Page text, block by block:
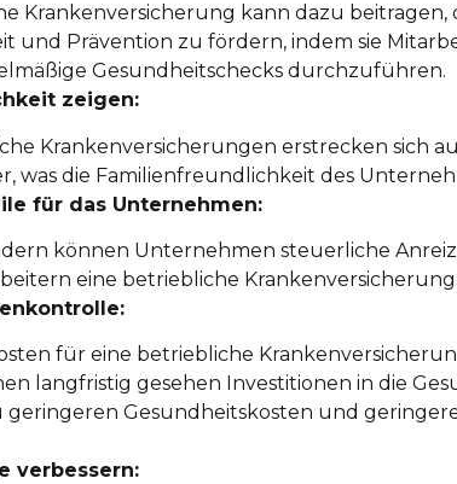
Krankenversicherung kann dazu beitragen,
und Prävention zu fördern, indem sie
Gesundheitschecks durchzuführen.
zeigen:
Krankenversicherungen erstrecken sich
was die Familienfreundlichkeit des
für das Unternehmen:
können Unternehmen steuerliche
eine betriebliche
für eine betriebliche
langfristig gesehen Investitionen in die
geringeren Gesundheitskosten und
verbessern: